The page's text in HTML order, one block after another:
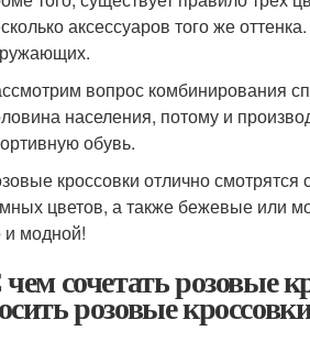
аксессуаров того же
вопрос комбинирования
населения, потому и
обувь.
кроссовки отлично
цветов, а также бежевые или
и модной!
сочетать розовые
розовые